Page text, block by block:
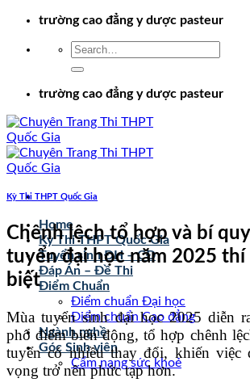
Chuyểntrường cao đẳng y dược pasteur
trường cao đẳng y dược pasteur
Home
Kỳ Thi THPT Quốc Gia
Tuyển sinh ĐH – CĐ
Đáp Án – Đề Thi
Điểm Chuẩn
Điểm chuẩn Đại học
Điểm chuẩn Cao đẳng
Ngành nghề
Góc Sinh viên
Cẩm nang sức khoẻ
Kỳ Thi THPT Quốc Gia
Chênh lệch tổ hợp và bí
tuyển đại học năm 2025 thí
biết
Mùa tuyển sinh đại học 2025 diễn
phổ điểm biến động, tổ hợp chênh
tuyển có nhiều thay đổi, khiến việc
vọng trở nên phức tạp hơn.